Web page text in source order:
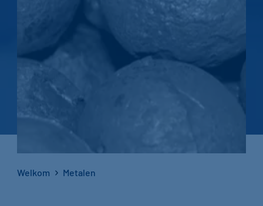
Welkom Metalen